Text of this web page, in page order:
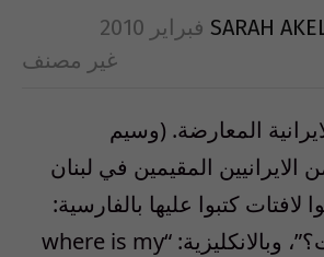
SARAH
غير مصنف
المعارضة. (وسيم
المقيمين في لبنان
كتبوا عليها بالفارسية:
“رأي من كجاست؟”، وبالانكليزية: “where is my